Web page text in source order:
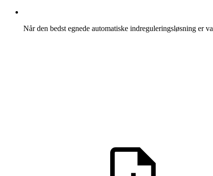
Når den bedst egnede automatiske indreguleringsløsning er